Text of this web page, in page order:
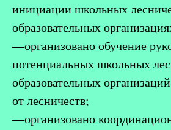
инициации школьных
образовательных
―организовано обучение
потенциальных школьных
образовательных
от лесничеств;
―организовано